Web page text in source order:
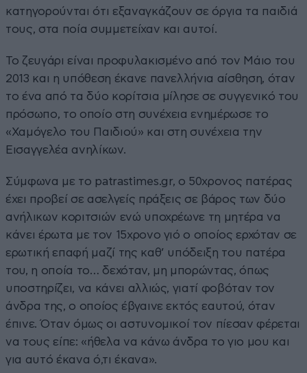
κατηγορούνται ότι εξαναγκάζουν σε όργια τα παιδιά
τους, στα ποία συμμετείχαν και αυτοί.
Το ζευγάρι είναι προφυλακισμένο από τον Μάιο του
2013 και η υπόθεση έκανε πανελλήνια αίσθηση, όταν
το ένα από τα δύο κορίτσια μίλησε σε συγγενικό του
πρόσωπο, το οποίο στη συνέχεια ενημέρωσε το
«Χαμόγελο του Παιδιού» και στη συνέχεια την
Εισαγγελέα ανηλίκων.
Σύμφωνα με το patrastimes.gr, o 50χρονος πατέρας
έχει προβεί σε ασελγείς πράξεις σε βάρος των δύο
ανήλικων κοριτσιών ενώ υποχρέωνε τη μητέρα να
κάνει έρωτα με τον 15χρονο γιό ο οποίος ερχόταν σε
ερωτική επαφή μαζί της καθ’ υπόδειξη του πατέρα
του, η οποία το… δεχόταν, μη μπορώντας, όπως
υποστηρίζει, να κάνει αλλιώς, γιατί φοβόταν τον
άνδρα της, ο οποίος έβγαινε εκτός εαυτού, όταν
έπινε. Όταν όμως οι αστυνομικοί τον πίεσαν φέρεται
να τους είπε: «ήθελα να κάνω άνδρα το γιο μου και
για αυτό έκανα ό,τι έκανα».